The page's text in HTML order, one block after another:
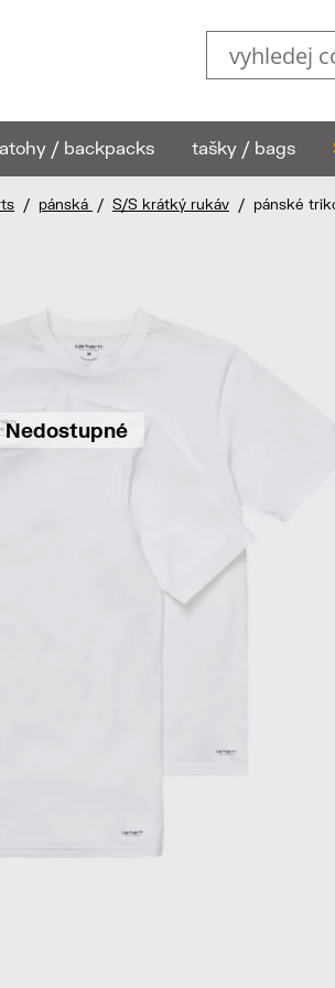
/ backpacks tašky / bags
/ pánská / S/S krátký rukáv / pánské
Nedostupné